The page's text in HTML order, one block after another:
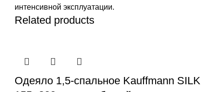
интенсивной эксплуатации.
Related products
Одеяло 1,5-спальное Kauffmann SILK